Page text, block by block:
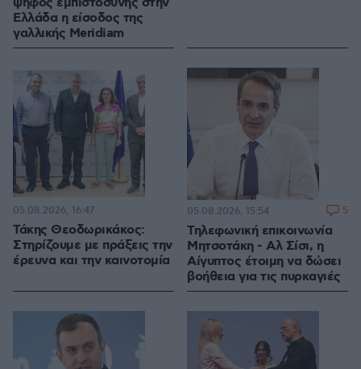
Ελλάδα η είσοδος της
γαλλικής Meridiam
Τάκης Θεοδωρικάκος:
Στηρίζουμε με πράξεις την
έρευνα και την καινοτομία
05.08.2026, 16:47
Τηλεφωνική επικοινωνία
Μητσοτάκη - Αλ Σίσι, η
Αίγυπτος έτοιμη να δώσει
βοήθεια για τις πυρκαγιές
05.08.2026, 15:54 5